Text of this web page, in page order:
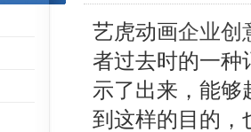
艺虎动画企业创
者过去时的一种
示了出来，能够
到这样的目的，